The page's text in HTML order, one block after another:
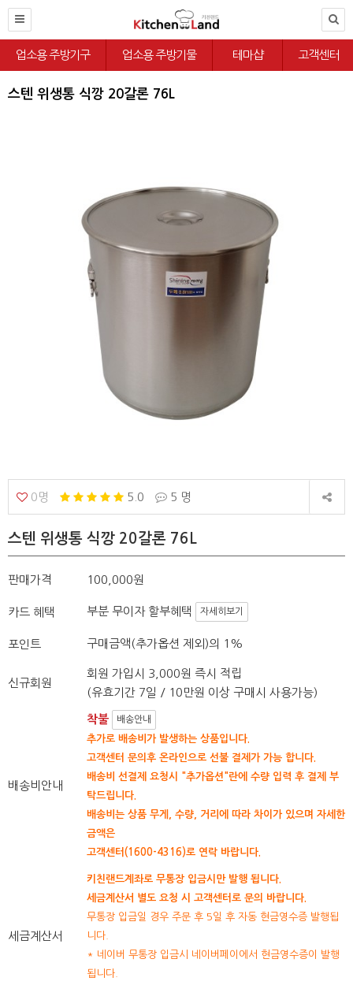
업소용 주방기구 업소용 주방기물 테마샵 고객센터
스텐 위생통 식깡 20갈론 76L
0명 5.0 5 명
스텐 위생통 식깡 20갈론 76L
판매가격 100,000원
카드 혜택 부분 무이자 할부혜택 자세히보기
포인트 구매금액(추가옵션 제외)의 1%
신규회원
회원 가입시 3,000원 즉시 적립
(유효기간 7일 / 10만원 이상 구매시 사용가능)
배송비안내
착불 배송안내
추가로 배송비가 발생하는 상품입니다.
고객센터 문의후 온라인으로 선불 결제가 가능 합니다.
배송비 선결제 요청시 "추가옵션"란에 수량 입력 후 결제 부
탁드립니다.
배송비는 상품 무게, 수량, 거리에 따라 차이가 있으며 자세한
금액은
고객센터(1600-4316)로 연락 바랍니다.
세금계산서
키친랜드계좌로 무통장 입금시만 발행 됩니다.
세금계산서 별도 요청 시 고객센터로 문의 바랍니다.
무통장 입금일 경우 주문 후 5일 후 자동 현금영수증 발행됩
니다.
* 네이버 무통장 입금시 네이버페이에서 현금영수증이 발행
됩니다.